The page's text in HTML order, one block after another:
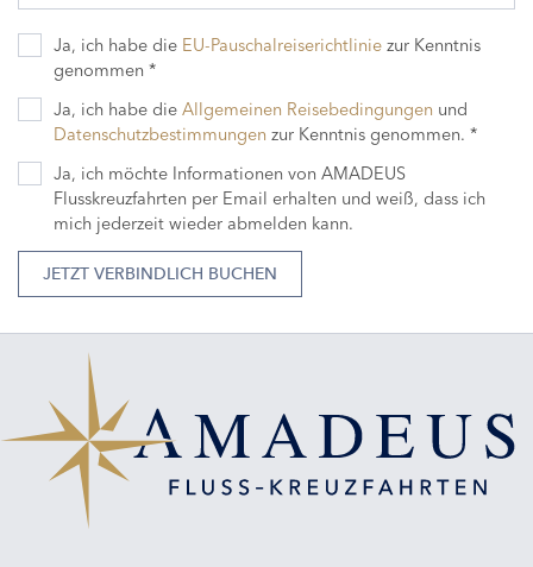
Ja, ich habe die EU-Pauschalreiserichtlinie zur Kenntnis
genommen *
Ja, ich habe die Allgemeinen Reisebedingungen und
Datenschutzbestimmungen zur Kenntnis genommen. *
Ja, ich möchte Informationen von AMADEUS
Flusskreuzfahrten per Email erhalten und weiß, dass ich
mich jederzeit wieder abmelden kann.
JETZT VERBINDLICH BUCHEN